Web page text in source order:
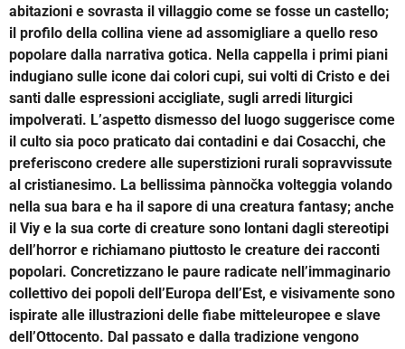
abitazioni e sovrasta il villaggio come se fosse un castello;
il profilo della collina viene ad assomigliare a quello reso
popolare dalla narrativa gotica. Nella cappella i primi piani
indugiano sulle icone dai colori cupi, sui volti di Cristo e dei
santi dalle espressioni accigliate, sugli arredi liturgici
impolverati. L’aspetto dismesso del luogo suggerisce come
il culto sia poco praticato dai contadini e dai Cosacchi, che
preferiscono credere alle superstizioni rurali sopravvissute
al cristianesimo. La bellissima pànnočka volteggia volando
nella sua bara e ha il sapore di una creatura fantasy; anche
il Viy e la sua corte di creature sono lontani dagli stereotipi
dell’horror e richiamano piuttosto le creature dei racconti
popolari. Concretizzano le paure radicate nell’immaginario
collettivo dei popoli dell’Europa dell’Est, e visivamente sono
ispirate alle illustrazioni delle fiabe mitteleuropee e slave
dell’Ottocento. Dal passato e dalla tradizione vengono